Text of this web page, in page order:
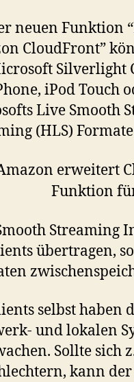
neuen Funktion
CloudFront”
Silverlight
iPod Touch
Live Smooth
(HLS)
Streaming
übertragen,
selbst haben
und lokalen
Sollte sich
kann